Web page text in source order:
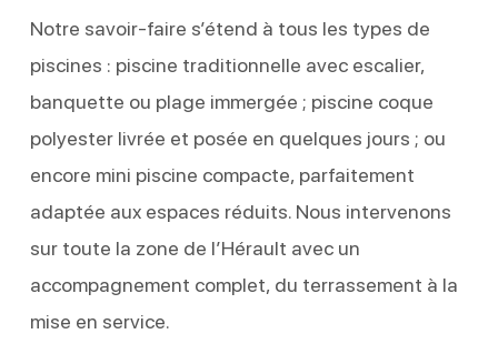
Notre savoir-faire s’étend à tous les types de
piscines : piscine traditionnelle avec escalier,
banquette ou plage immergée ; piscine coque
polyester livrée et posée en quelques jours ; ou
encore mini piscine compacte, parfaitement
adaptée aux espaces réduits. Nous intervenons
sur toute la zone de l’Hérault avec un
accompagnement complet, du terrassement à la
mise en service.